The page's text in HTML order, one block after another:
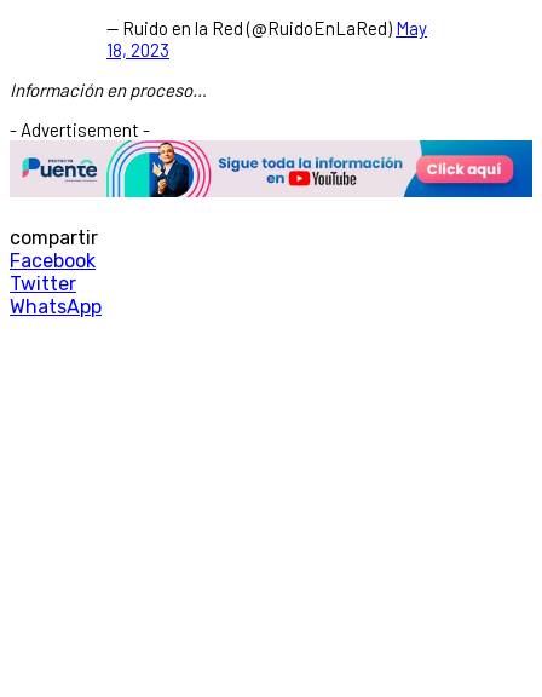
— Ruido en la Red (@RuidoEnLaRed) May
18, 2023
Información en proceso…
- Advertisement -
compartir
Facebook
Twitter
WhatsApp